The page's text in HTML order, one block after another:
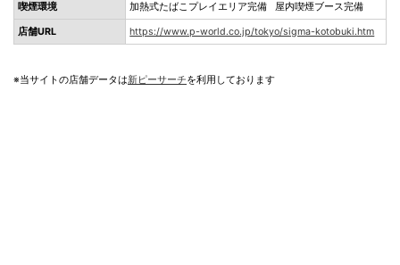
喫煙環境 加熱式たばこプレイエリア完備 屋内喫煙ブース完備
店舗URL https://www.p-world.co.jp/tokyo/sigma-kotobuki.htm
※当サイトの店舗データは新ピーサーチを利用しております